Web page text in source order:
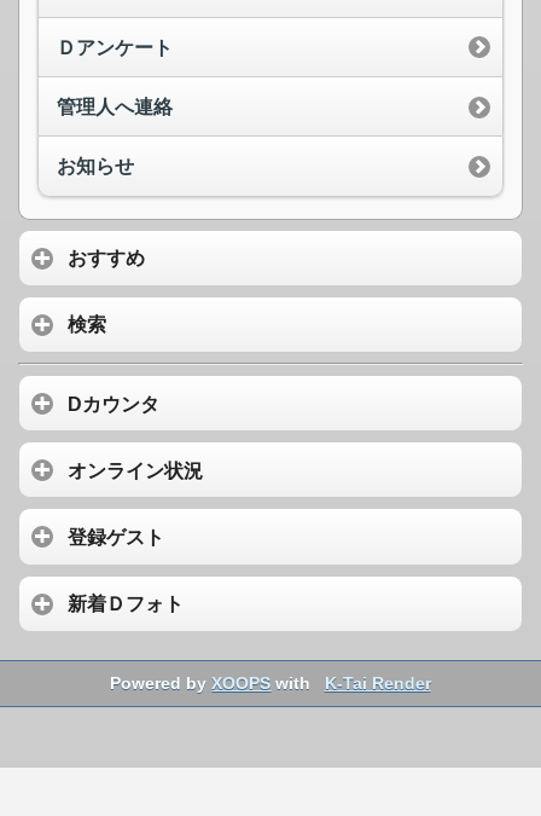
Ｄアンケート
管理人へ連絡
お知らせ
おすすめ
検索
Dカウンタ
オンライン状況
登録ゲスト
新着Ｄフォト
Powered byXOOPS with K-Tai Render